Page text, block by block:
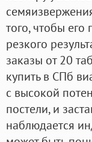
того, чтобы
резкого
заказы от 20
купить в СПб
с высокой
постели, и
наблюдается